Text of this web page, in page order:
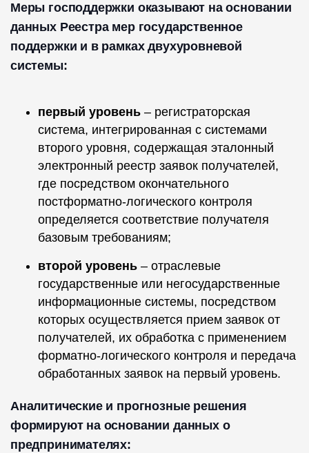
Меры господдержки оказывают на основании
данных Реестра мер государственное
поддержки и в рамках двухуровневой
системы:
первый уровень – регистраторская
система, интегрированная с системами
второго уровня, содержащая эталонный
электронный реестр заявок получателей,
где посредством окончательного
постформатно-логического контроля
определяется соответствие получателя
базовым требованиям;
второй уровень – отраслевые
государственные или негосударственные
информационные системы, посредством
которых осуществляется прием заявок от
получателей, их обработка с применением
форматно-логического контроля и передача
обработанных заявок на первый уровень.
Аналитические и прогнозные решения
формируют на основании данных о
предпринимателях: